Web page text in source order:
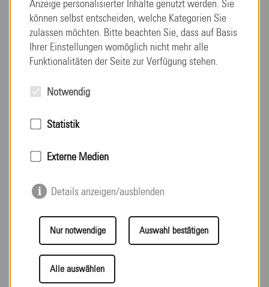
verständlich vermittelt, aber genauso informativ war
der fachliche Austausch mit Kollegen aus anderen
Einrichtungen und war ein ebenso wichtiger und
informeller Bestandteil der Veranstaltungen. Im
Allgemeinen war die Atmosphäre vor Ort stets sehr
kleinen Snacks natürlich beigetragen hat.
Wir freuen uns bereits das erlernte Wissen innerhalb
Mitarbeiter und vor allem die Qualität unserer Arbeit
Auch in der zweiten Jahreshälfte werden sich unsere
Mitarbeiter gerne für Sie fort- und weiterbilden um
den hohen Standards der Pflege gerecht zu werden
Anzeige personalisierter Inhalte genutzt werden. Sie
können selbst entscheiden, welche Kategorien Sie
zulassen möchten. Bitte beachten Sie, dass auf Basis
Ihrer Einstellungen womöglich nicht mehr alle
Funktionalitäten der Seite zur Verfügung stehen.
Notwendig
Statistik
Externe Medien
Details anzeigen/ausblenden
Nur notwendige Auswahl bestätigen
Alle auswählen